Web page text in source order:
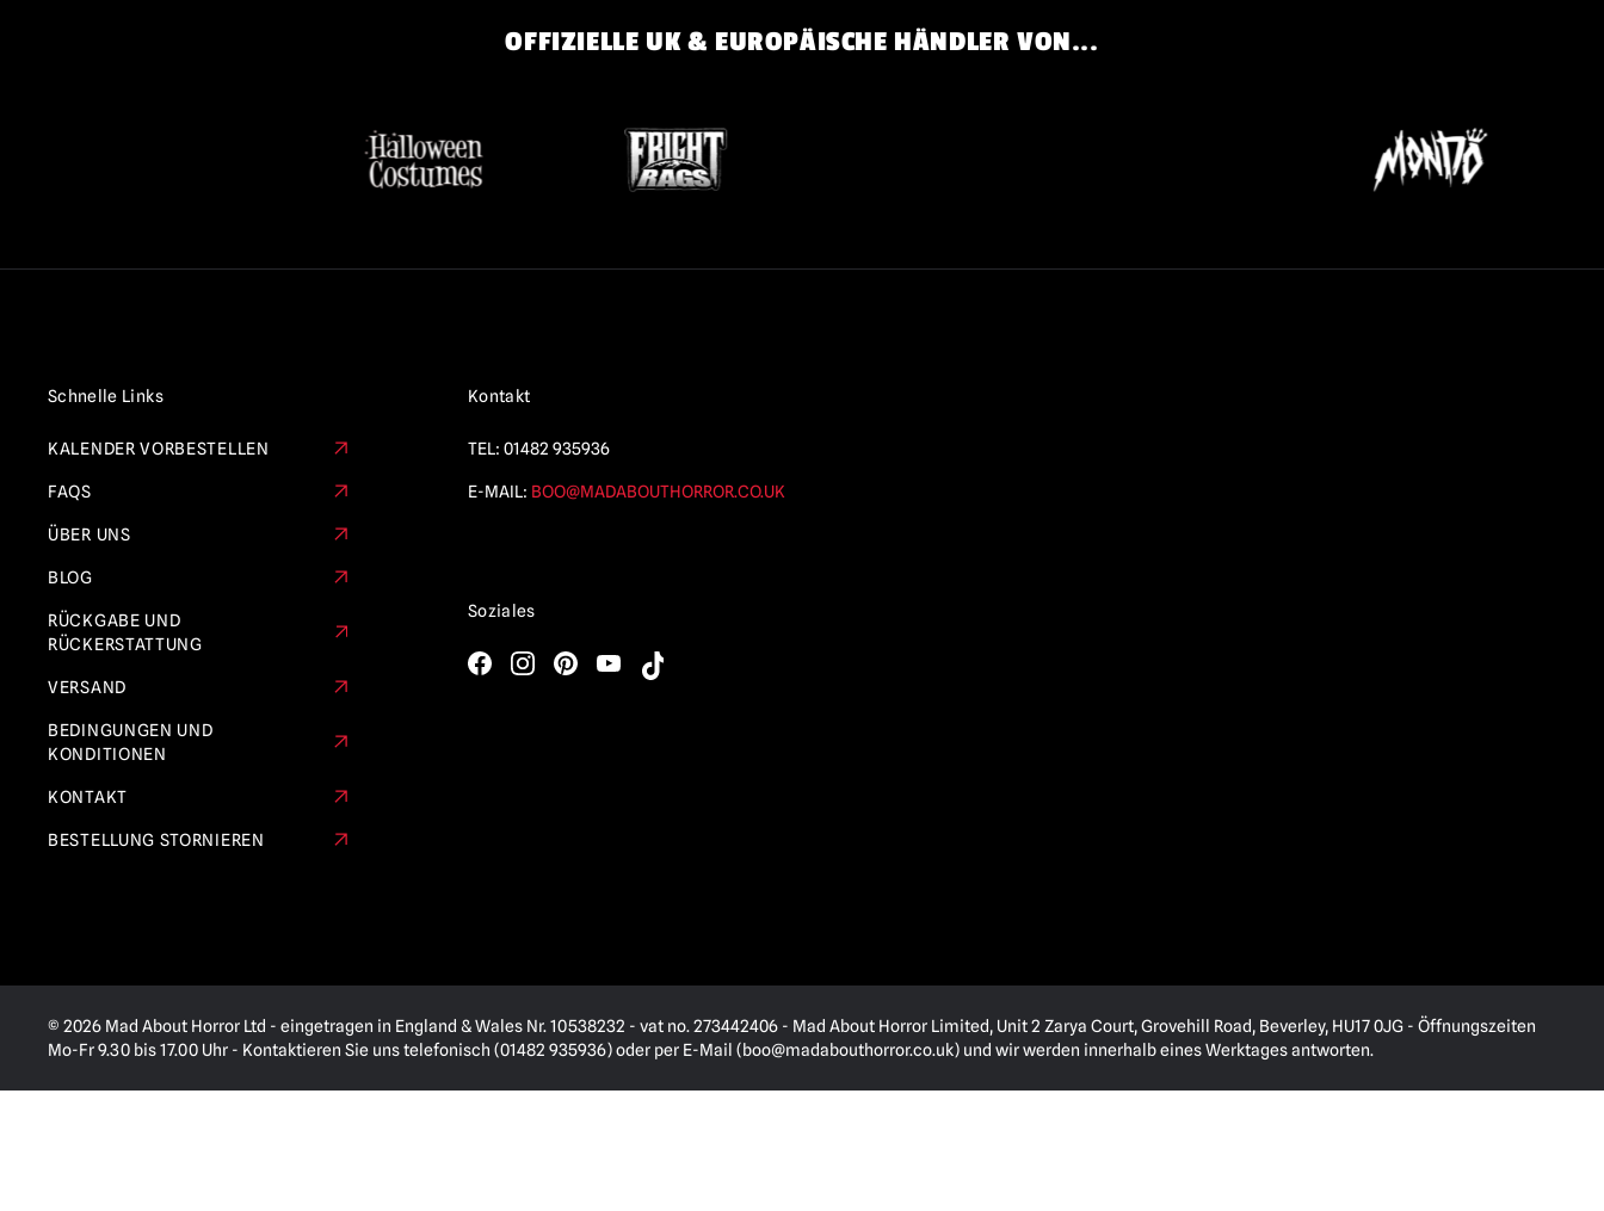
OFFIZIELLE UK & EUROPÄISCHE HÄNDLER VON...
Schnelle Links
KALENDER VORBESTELLEN
FAQS
ÜBER UNS
BLOG
RÜCKGABE UND
RÜCKERSTATTUNG
VERSAND
BEDINGUNGEN UND
KONDITIONEN
KONTAKT
BESTELLUNG STORNIEREN
Kontakt
TEL: 01482 935936
E-MAIL: BOO@MADABOUTHORROR.CO.UK
Soziales
© 2026 Mad About Horror Ltd - eingetragen in England & Wales Nr. 10538232 - vat no. 273442406 - Mad About Horror Limited, Unit 2 Zarya Court, Grovehill Road, Beverley, HU17 0JG - Öffnungszeiten
Mo-Fr 9.30 bis 17.00 Uhr - Kontaktieren Sie uns telefonisch (01482 935936) oder per E-Mail (boo@madabouthorror.co.uk) und wir werden innerhalb eines Werktages antworten.